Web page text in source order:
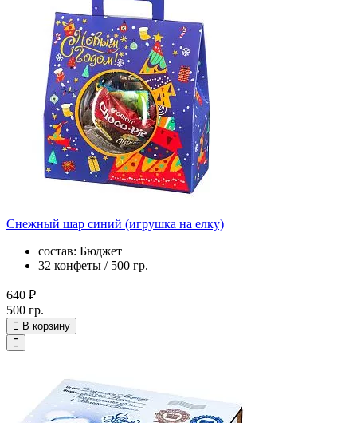
Снежный шар синий (игрушка на елку)
состав: Бюджет
32 конфеты / 500 гр.
640 ₽
500 гр.
В корзину